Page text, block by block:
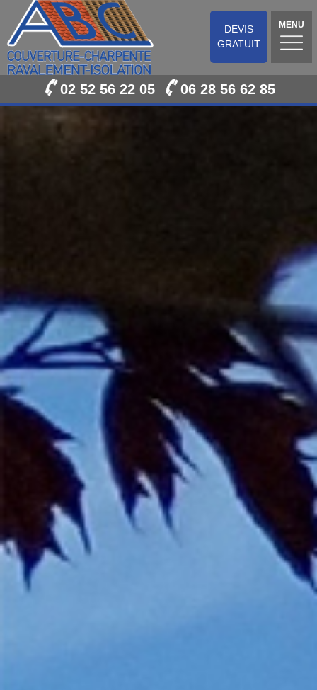
DEVIS
GRATUIT
MENU
02 52 56 22 05 06 28 56 62 85